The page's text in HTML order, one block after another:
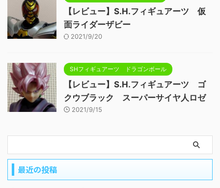
【レビュー】S.H.フィギュアーツ 仮
面ライダーザビー
2021/9/20
SHフィギュアーツ ドラゴンボール
【レビュー】S.H.フィギュアーツ ゴ
クウブラック スーパーサイヤ人ロゼ
2021/9/15
最近の投稿